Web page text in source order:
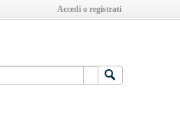
Accedi o registrati